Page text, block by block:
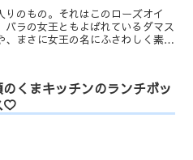
のもの。それはこのローズオイ
ラの女王ともよばれているダマス
、まさに女王の名にふさわしく素晴
のくまキッチンのランチボッ
♡